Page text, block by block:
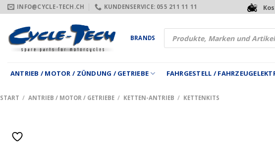
Zum
Inhalt
springen
INFO@CYCLE-TECH.CH KUNDENSERVICE: 055 211 11 11
BRANDS
Products
search
ANTRIEB / MOTOR / ZÜNDUNG / GETRIEBE FAHRGESTELL /
START / ANTRIEB / MOTOR / GETRIEBE / KETTEN-ANTRIEB / KETTENKITS